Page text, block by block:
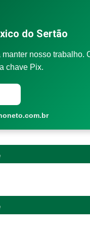
do Sertão
nosso trabalho.
chave Pix.